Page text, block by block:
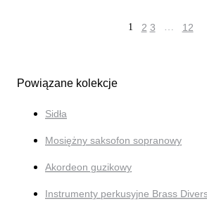
1 2 3 … 12
Powiązane kolekcje
Sidła
Mosiężny saksofon sopranowy
Akordeon guzikowy
Instrumenty perkusyjne Brass